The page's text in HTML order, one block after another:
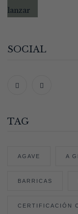
SOCIAL
TAG
AGAVE A
BARRICAS
CERTIFICACIÓN